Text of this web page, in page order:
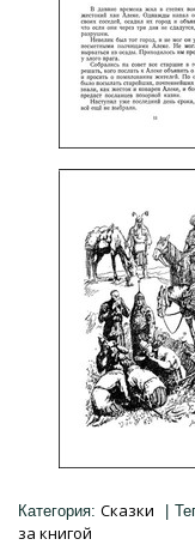
Категория: Сказки
за книгой